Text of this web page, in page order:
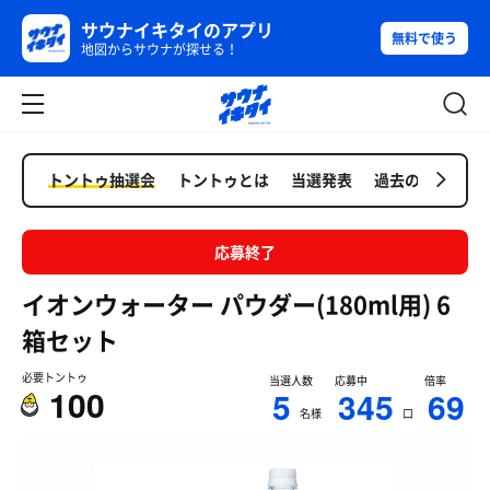
サウナイキタイのアプリ
地図からサウナが探せる！
無料で使う
トントゥ抽選会 トントゥとは 当選発表 過去の抽選会
応募終了
イオンウォーター パウダー(180ml用) 6
箱セット
必要トントゥ
100
当選人数
5 名様
応募中
345 口
倍率
69